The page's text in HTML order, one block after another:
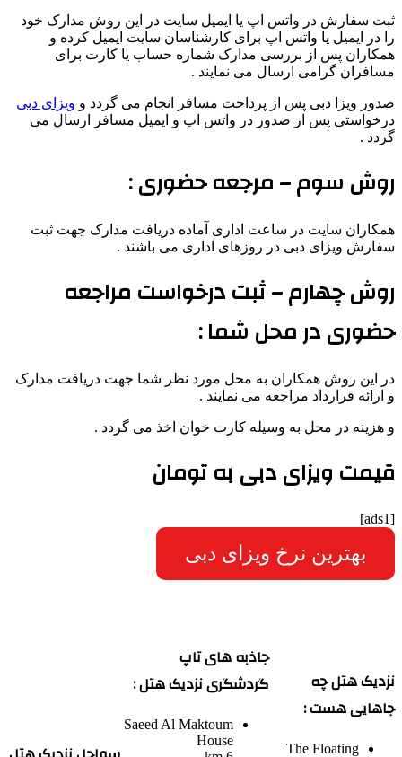
ثبت سفارش در واتس اپ یا ایمیل سایت در این روش مدارک خود
را در ایمیل یا واتس اپ برای کارشناسان سایت ایمیل کرده و
همکاران پس از بررسی مدارک شماره حساب یا کارت برای
مسافران گرامی ارسال می نمایند .
صدور ویزا دبی پس از پرداخت مسافر انجام می گردد و ویزای دبی
درخواستی پس از صدور در واتس اپ و ایمیل مسافر ارسال می
گردد .
روش سوم – مرجعه حضوری :
همکاران سایت در ساعت اداری آماده دریافت مدارک جهت ثبت
سفارش ویزای دبی در روزهای اداری می باشند .
روش چهارم – ثبت درخواست مراجعه
حضوری در محل شما :
در این روش همکاران به محل مورد نظر شما جهت دریافت مدارک
و ارائه قرارداد مراجعه می نمایند .
و هزینه در محل به وسیله کارت خوان اخذ می گردد .
قیمت ویزای دبی به تومان
[ads1]
بهترین نرخ ویزای دبی
نزدیک هتل چه
جاهایی هست :
The Floating
جاذبه های تاپ
گردشگری نزدیک هتل :
Saeed Al Maktoum
House